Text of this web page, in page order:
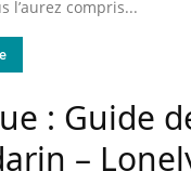
l’aurez compris...
: Guide
–